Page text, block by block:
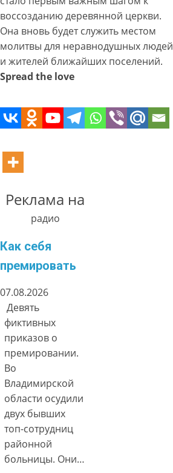
воссозданию деревянной церкви.
Она вновь будет служить местом
молитвы для неравнодушных людей
и жителей ближайших поселений.
Spread the love
Реклама на
радио
Как себя
премировать
07.08.2026
Девять
фиктивных
приказов о
премировании.
Во
Владимирской
области осудили
двух бывших
топ-сотрудниц
районной
больницы. Они…